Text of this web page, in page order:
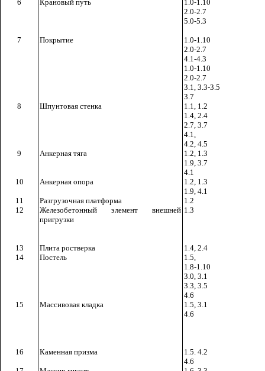
6
Крановый путь
1.0-1.10
2.0-2.7
5.0-5.3
7 Покрытие
1.0-1.10
2.0-2.7
4.1-4.3
1.0-1.10
2.0-2.7
3.1, 3.3-3.5
3.7
8
Шпунтовая стенка
1.1, 1.2
1.4, 2.4
2.7, 3.7
4.1,
4.2, 4.5
9
Анкерная тяга
1.2, 1.3
1.9, 3.7
4.1
10
Анкерная опора
1.2, 1.3
1.9, 4.1
11
Разгрузочная платформа
1.2
12
Железобетонный элемент внешней
пригрузки
1.3
13 Плита ростверка
1.4, 2.4
14
Постель
1.5,
1.8-1.10
3.0, 3.1
3.3, 3.5
4.6
15
Массивовая кладка
1.5, 3.1
4.6
16 Каменная призма
1.5. 4.2
4.6